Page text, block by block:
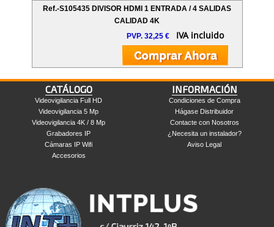
Ref.-S105435 DIVISOR HDMI 1 ENTRADA / 4 SALIDAS
CALIDAD 4K
PVP. 32,25 € IVA incluido
CATÁLOGO
Videovigilancia Full HD
Videovigilancia 5 Mp
Videovigilancia 4K / 8 Mp
Grabadores IP
Cámaras IP Wifi
Accesorios
INFORMACIÓN
Condiciones de Compra
Hágase Distribuidor
Contacte con Nosotros
¿Necesita un instalador?
Aviso Legal